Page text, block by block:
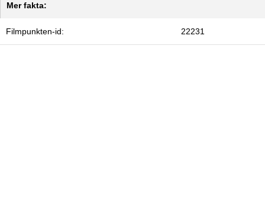
Mer fakta:
Filmpunkten-id: 22231